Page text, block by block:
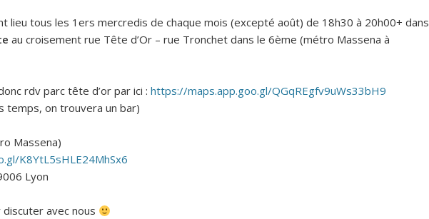
lieu tous les 1ers mercredis de chaque mois (excepté août) de 18h30 à 20h00+ dans
au croisement rue Tête d’Or – rue Tronchet dans le 6ème (métro Massena à
rdv parc tête d’or par ici : https://maps.app.goo.gl/QGqREgfv9uWs33bH9
temps, on trouvera un bar)
Massena)
K8YtL5sHLE24MhSx6
Lyon
discuter avec nous